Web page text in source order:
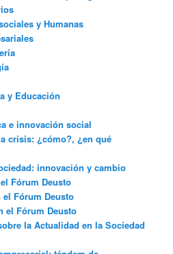
y Humanas
y Educación
e innovación social
crisis: ¿cómo?, ¿en qué
innovación y cambio
Fórum Deusto
el Fórum Deusto
el Fórum Deusto
la Actualidad en la Sociedad